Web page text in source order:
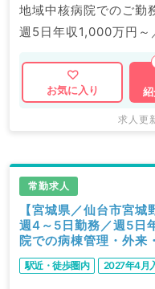
地域中核病院でのご勤
週5日年収1,000万円～
マイナビDOCTORで
関求人はもちろんのこ
ます。
求人内容の詳細等はお
お気に入り
求人更
常勤求人
【宮城県／仙台市宮
週4～5日勤務／週5
院での病棟管理・外来
◆（一般外科／常勤）
駅近・徒歩圏内 2027年4月